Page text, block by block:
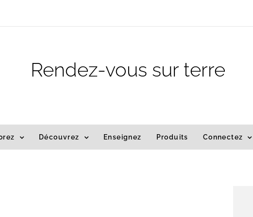
Rendez-vous sur terre
Découvrez Enseignez Produits Connectez